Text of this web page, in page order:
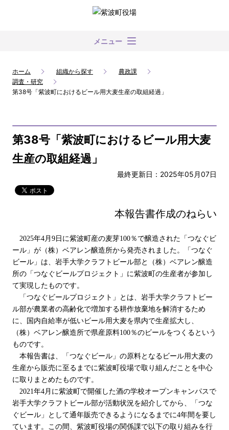
メニュー
ホーム 組織から探す
農政課
調査・研究
第38号「紫波町におけるビール用大麦生産の取組経過」
第38号「紫波町におけるビール用大麦
生産の取組経過」
最終更新日：2025年05月07日
本報告書作成のねらい
2025年4月9日に紫波町産の麦芽100％で醸造された「つなぐビ
ール」が（株）ベアレン醸造所から発売されました。「つなぐ
ビール」は、岩手大学クラフトビール部と（株）ベアレン醸造
所の「つなぐビールプロジェクト」に紫波町の生産者が参加し
て実現したものです。
「つなぐビールプロジェクト」とは、岩手大学クラフトビー
ル部が農業者の高齢化で増加する耕作放棄地を解消するため
に、国内自給率が低いビール用大麦を県内で生産拡大し、
（株）ベアレン醸造所で県産原料100％のビールをつくるという
ものです。
本報告書は、「つなぐビール」の原料となるビール用大麦の
生産から販売に至るまでに紫波町役場で取り組んだことを中心
に取りまとめたものです。
2021年4月に紫波町で開催した酒の学校オープンキャンパスで
岩手大学クラフトビール部が活動状況を紹介してから、「つな
ぐビール」として通年販売できるようになるまでに4年間を要し
ています。この間、紫波町役場の関係課で以下の取り組みを行